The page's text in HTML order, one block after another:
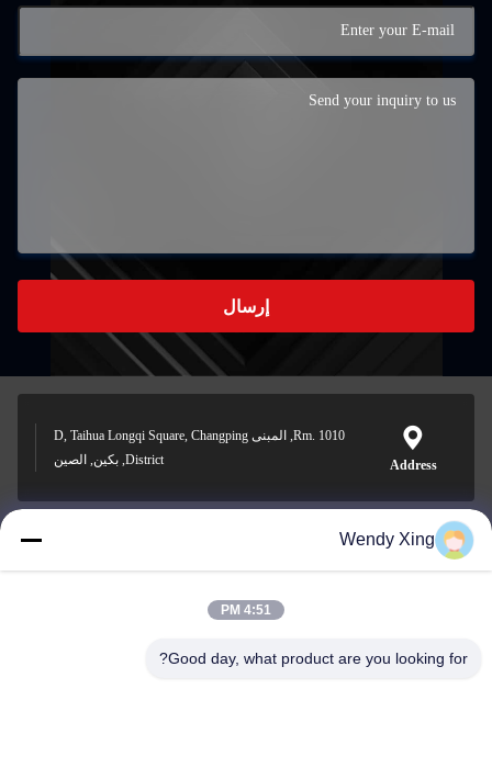
إرسال
Address
Rm. 1010, المبنى D, Taihua Longqi Square, Changping
District, بكين, الصين
jesingd@vip.sina.com
Wendy Xing
4:51 PM
Good day, what product are you looking for?